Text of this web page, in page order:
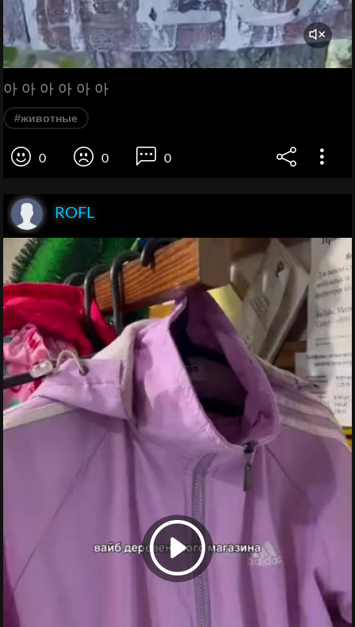
아 아 아 아 아 아
#животные
0 0 0
ROFL